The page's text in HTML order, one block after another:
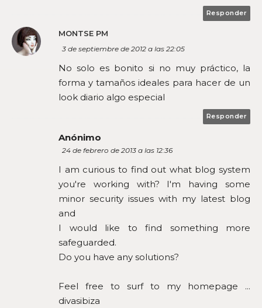
Responder
MONTSE PM
3 de septiembre de 2012 a las 22:05
No solo es bonito si no muy práctico, la
forma y tamaños ideales para hacer de un
look diario algo especial
Responder
Anónimo
24 de febrero de 2013 a las 12:36
I am curious to find out what blog system
you're working with? I'm having some
minor security issues with my latest blog
and
I would like to find something more
safeguarded.
Do you have any solutions?
Feel free to surf to my homepage ...
divasibiza